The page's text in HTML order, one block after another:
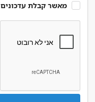
מאשר קבלת עדכונים